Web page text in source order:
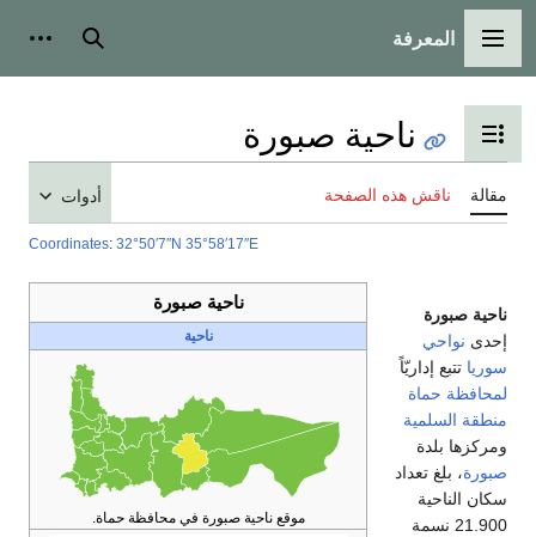
القائمة الرئيسية
المعرفة بحث
تبديل عرض جدول المحتويات
ناحية صبورة
مقالة ناقش هذه الصفحة أدوات
Coordinates: 32°50′7″N 35°58′17″E
ناحية صبورة
ناحية
موقع ناحية صبورة في محافظة حماة.
ناحية صبورة
إحدى نواحي
سوريا تتبع إداريّاً
لمحافظة حماة
منطقة السلمية
ومركزها بلدة
صبورة، بلغ تعداد
سكان الناحية
21.900 نسمة